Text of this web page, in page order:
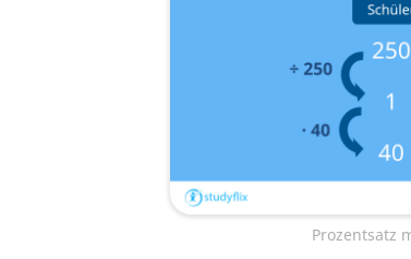
Prozentsatz